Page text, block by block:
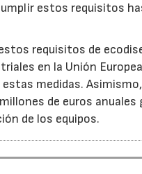
estos requisitos
requisitos de
en la Unión
medidas.
de euros anuales
de los equipos.